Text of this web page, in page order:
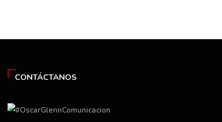
CONTÁCTANOS